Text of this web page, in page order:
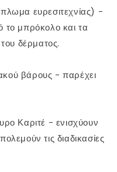
ευρεσιτεχνίας) -
το μπρόκολο και τα
δέρματος.
βάρους - παρέχει
Καριτέ - ενισχύουν
τις διαδικασίες